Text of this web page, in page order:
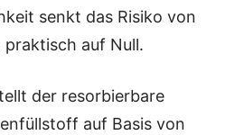
senkt das Risiko von
auf Null.
der resorbierbare
auf Basis von